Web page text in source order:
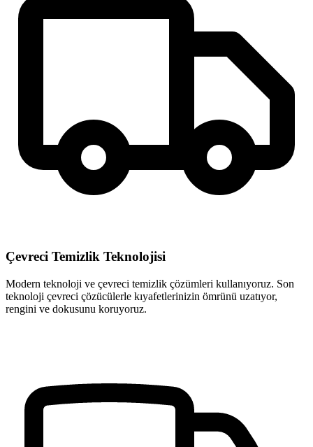
Çevreci Temizlik Teknolojisi
Modern teknoloji ve çevreci temizlik çözümleri kullanıyoruz. Son
teknoloji çevreci çözücülerle kıyafetlerinizin ömrünü uzatıyor,
rengini ve dokusunu koruyoruz.